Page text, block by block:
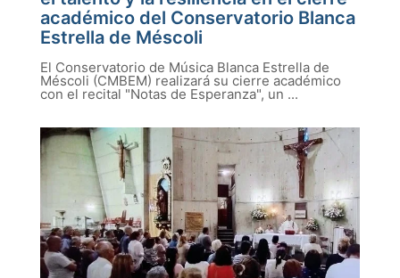
académico del Conservatorio Blanca
Estrella de Méscoli
El Conservatorio de Música Blanca Estrella de
Méscoli (CMBEM) realizará su cierre académico
con el recital "Notas de Esperanza", un ...